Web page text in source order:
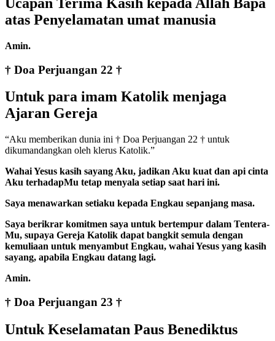
atas Penyelamatan umat manusia
Amin.
† Doa Perjuangan 22 †
Untuk para imam Katolik menjaga
Ajaran Gereja
“Aku memberikan dunia ini † Doa Perjuangan 22 † untuk
dikumandangkan oleh klerus Katolik.”
Wahai Yesus kasih sayang Aku, jadikan Aku kuat dan api cinta
Aku terhadapMu tetap menyala setiap saat hari ini.
Saya menawarkan setiaku kepada Engkau sepanjang masa.
Saya berikrar komitmen saya untuk bertempur dalam Tentera-
Mu, supaya Gereja Katolik dapat bangkit semula dengan
kemuliaan untuk menyambut Engkau, wahai Yesus yang kasih
sayang, apabila Engkau datang lagi.
Amin.
† Doa Perjuangan 23 †
Untuk Keselamatan Paus Benediktus